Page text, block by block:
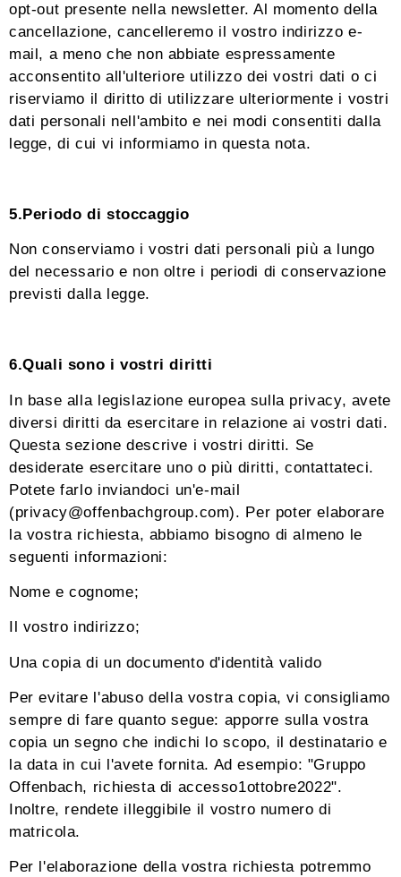
opt-out presente nella newsletter. Al momento della
cancellazione, cancelleremo il vostro indirizzo e-
mail, a meno che non abbiate espressamente
acconsentito all'ulteriore utilizzo dei vostri dati o ci
riserviamo il diritto di utilizzare ulteriormente i vostri
dati personali nell'ambito e nei modi consentiti dalla
legge, di cui vi informiamo in questa nota.
5.Periodo di stoccaggio
Non conserviamo i vostri dati personali più a lungo
del necessario e non oltre i periodi di conservazione
previsti dalla legge.
6.Quali sono i vostri diritti
In base alla legislazione europea sulla privacy, avete
diversi diritti da esercitare in relazione ai vostri dati.
Questa sezione descrive i vostri diritti. Se
desiderate esercitare uno o più diritti, contattateci.
Potete farlo inviandoci un'e-mail
(privacy@offenbachgroup.com). Per poter elaborare
la vostra richiesta, abbiamo bisogno di almeno le
seguenti informazioni:
Nome e cognome;
Il vostro indirizzo;
Una copia di un documento d'identità valido
Per evitare l'abuso della vostra copia, vi consigliamo
sempre di fare quanto segue: apporre sulla vostra
copia un segno che indichi lo scopo, il destinatario e
la data in cui l'avete fornita. Ad esempio: "Gruppo
Offenbach, richiesta di accesso1ottobre2022".
Inoltre, rendete illeggibile il vostro numero di
matricola.
Per l'elaborazione della vostra richiesta potremmo